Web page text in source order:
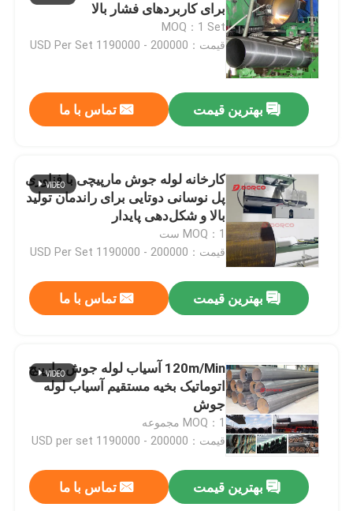
محصولات
فیلم های
دربارهی ما
برای کاربردهای فشار بالا
MOQ：1 Set
قیمت：200000 - 1190000 USD Per Set
بهترین قیمت تماس با ما
کارخانه لوله جوش مارپیچی با فناوری
پل نوسانی دوتایی برای راندمان تولید
بالا و شکل‌دهی پایدار
MOQ：1 ست
قیمت：200000 - 1190000 USD Per Set
بهترین قیمت تماس با ما
120m/Min آسیاب لوله جوش مارپیچ
اتوماتیک بخیه مستقیم آسیاب لوله
جوش
MOQ：1 مجموعه
قیمت：200000 - 1190000 USD per set
بهترین قیمت تماس با ما